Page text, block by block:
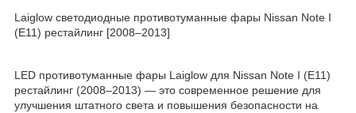
Laiglow светодиодные противотуманные фары Nissan Note I
(E11) рестайлинг [2008–2013]
LED противотуманные фары Laiglow для Nissan Note I (E11)
рестайлинг (2008–2013) — это современное решение для
улучшения штатного света и повышения безопасности на